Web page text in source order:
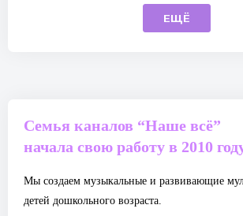
ЕЩЁ
Семья каналов “Наше всё”
начала свою работу в 2010
Мы создаем музыкальные и развивающие
детей дошкольного возраста.